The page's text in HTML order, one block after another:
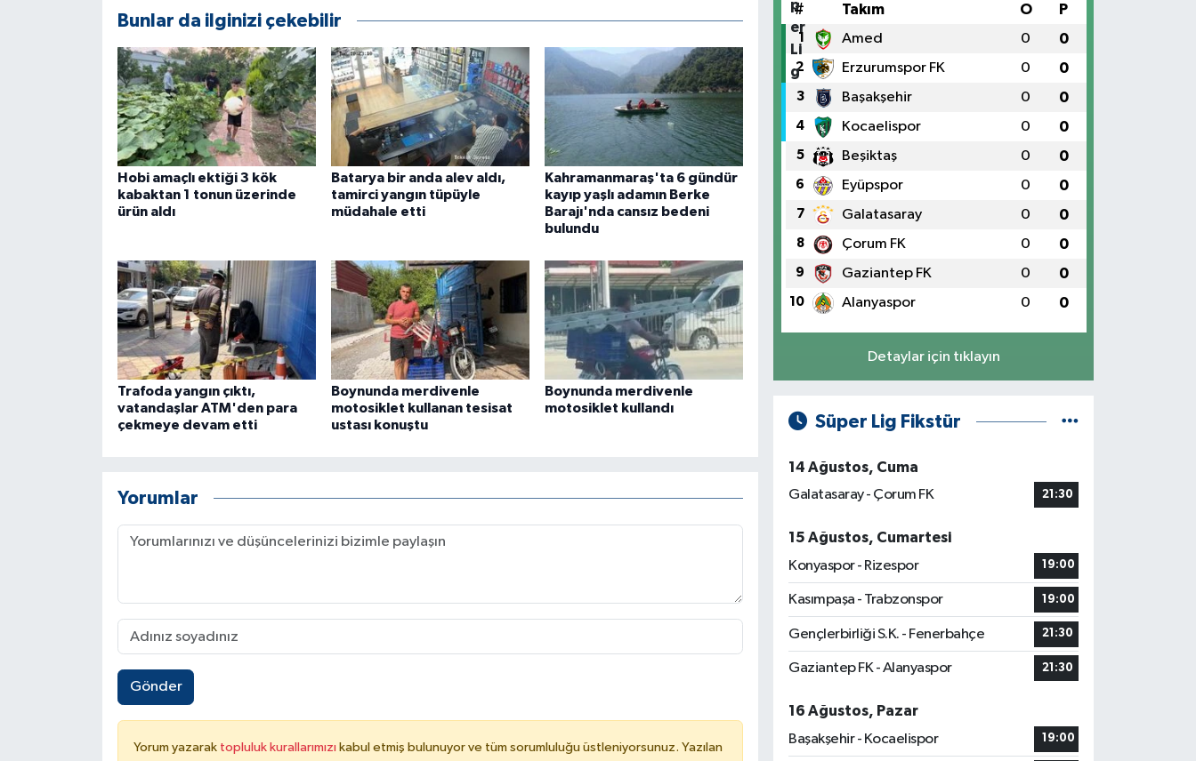
Bunlar da ilginizi çekebilir
Hobi amaçlı ektiği 3 kök
kabaktan 1 tonun üzerinde
ürün aldı
Batarya bir anda alev aldı,
tamirci yangın tüpüyle
müdahale etti
Kahramanmaraş'ta 6 gündür
kayıp yaşlı adamın Berke
Barajı'nda cansız bedeni
bulundu
Trafoda yangın çıktı,
vatandaşlar ATM'den para
çekmeye devam etti
Boynunda merdivenle
motosiklet kullanan tesisat
ustası konuştu
Boynunda merdivenle
motosiklet kullandı
Yorumlar
Gönder
Yorum yazarak topluluk kurallarımızı kabul etmiş bulunuyor ve tüm sorumluluğu üstleniyorsunuz. Yazılan
# Takım O P
1 Amed 0 0
2 Erzurumspor FK 0 0
3 Başakşehir 0 0
4 Kocaelispor 0 0
5 Beşiktaş 0 0
6 Eyüpspor 0 0
7 Galatasaray 0 0
8 Çorum FK 0 0
9 Gaziantep FK 0 0
10 Alanyaspor 0 0
Detaylar için tıklayın
Süper Lig Fikstür
14 Ağustos, Cuma
Galatasaray - Çorum FK
21:30
15 Ağustos, Cumartesi
Konyaspor - Rizespor
19:00
Kasımpaşa - Trabzonspor 19:00
Gençlerbirliği S.K. - Fenerbahçe 21:30
Gaziantep FK - Alanyaspor 21:30
16 Ağustos, Pazar
Başakşehir - Kocaelispor
19:00
SPOR HABERLERİ
TEKNOLOJİ
Yerel Haberler